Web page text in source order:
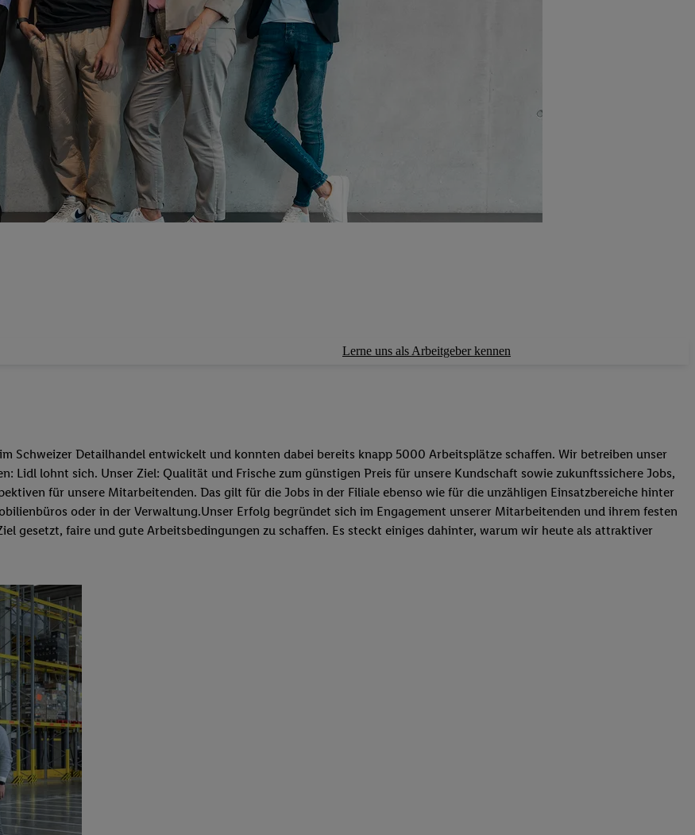
Lerne uns als Arbeitgeber kennen
Schweizer Detailhandel entwickelt und konnten dabei bereits knapp 5000 Arbeitsplätze schaffen. Wir betreiben unser
Lidl lohnt sich. Unser Ziel: Qualität und Frische zum günstigen Preis für unsere Kundschaft sowie zukunftssichere Jobs,
für unsere Mitarbeitenden. Das gilt für die Jobs in der Filiale ebenso wie für die unzähligen Einsatzbereiche hinter
oder in der Verwaltung.Unser Erfolg begründet sich im Engagement unserer Mitarbeitenden und ihrem festen
gesetzt, faire und gute Arbeitsbedingungen zu schaffen. Es steckt einiges dahinter, warum wir heute als attraktiver